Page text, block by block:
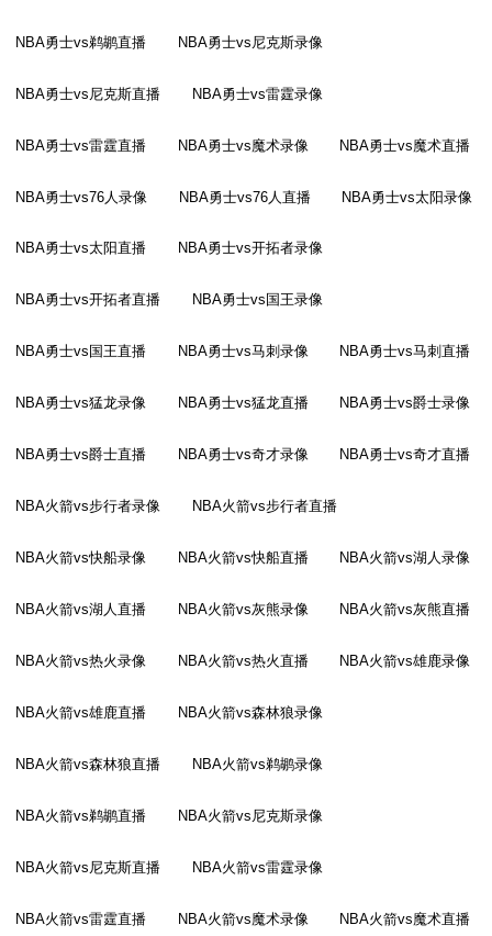
NBA勇士vs鹈鹕直播 NBA勇士vs尼克斯录像
NBA勇士vs尼克斯直播 NBA勇士vs雷霆录像
NBA勇士vs雷霆直播 NBA勇士vs魔术录像 NBA勇士vs魔术直播
NBA勇士vs76人录像 NBA勇士vs76人直播 NBA勇士vs太阳录像
NBA勇士vs太阳直播 NBA勇士vs开拓者录像
NBA勇士vs开拓者直播 NBA勇士vs国王录像
NBA勇士vs国王直播 NBA勇士vs马刺录像 NBA勇士vs马刺直播
NBA勇士vs猛龙录像 NBA勇士vs猛龙直播 NBA勇士vs爵士录像
NBA勇士vs爵士直播 NBA勇士vs奇才录像 NBA勇士vs奇才直播
NBA火箭vs步行者录像 NBA火箭vs步行者直播
NBA火箭vs快船录像 NBA火箭vs快船直播 NBA火箭vs湖人录像
NBA火箭vs湖人直播 NBA火箭vs灰熊录像 NBA火箭vs灰熊直播
NBA火箭vs热火录像 NBA火箭vs热火直播 NBA火箭vs雄鹿录像
NBA火箭vs雄鹿直播 NBA火箭vs森林狼录像
NBA火箭vs森林狼直播 NBA火箭vs鹈鹕录像
NBA火箭vs鹈鹕直播 NBA火箭vs尼克斯录像
NBA火箭vs尼克斯直播 NBA火箭vs雷霆录像
NBA火箭vs雷霆直播 NBA火箭vs魔术录像 NBA火箭vs魔术直播